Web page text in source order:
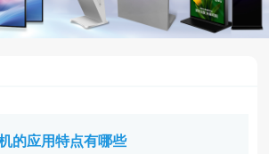
的应用特点有哪些